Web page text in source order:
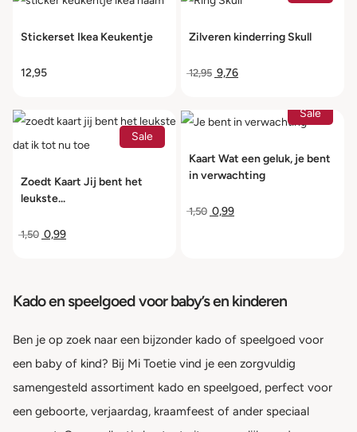
Stickerset Ikea Keukentje
12,95
Zilveren kinderring Skull
12,95 9,76
Sale
Zoedt Kaart Jij bent het
leukste...
1,50 0,99
Sale
Kaart Wat een geluk, je bent
in verwachting
1,50 0,99
Kado en speelgoed voor baby’s en kinderen
Ben je op zoek naar een bijzonder kado of speelgoed voor
een baby of kind? Bij Mi Toetie vind je een zorgvuldig
samengesteld assortiment kado en speelgoed, perfect voor
een geboorte, verjaardag, kraamfeest of ander speciaal